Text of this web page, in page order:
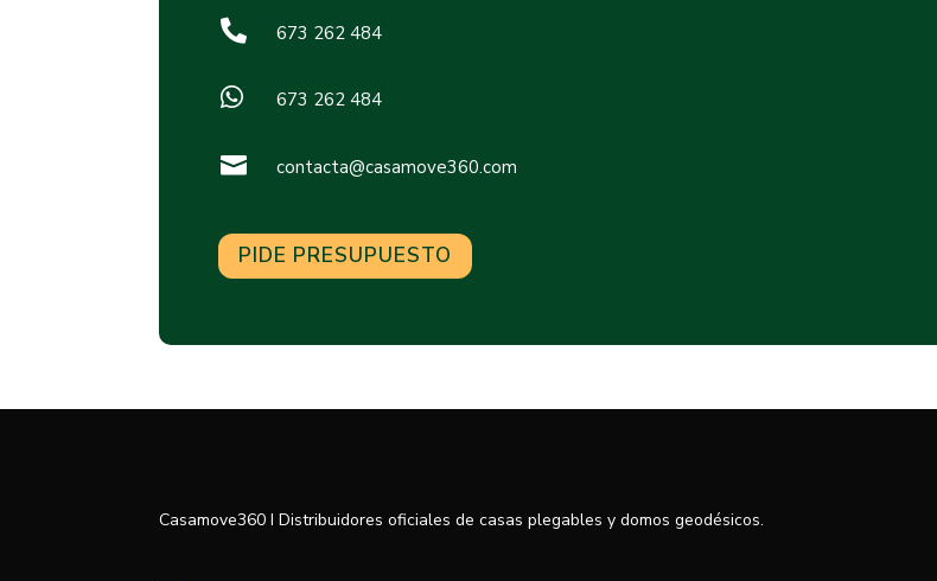
 673 262 484
 673 262 484
 contacta@casamove360.com
PIDE PRESUPUESTO
Casamove360 I Distribuidores oficiales de casas plegables y domos geodésicos.